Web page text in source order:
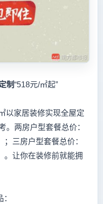
制“518元/㎡起”
以家居装修实现全屋定
。两房户型套餐总价：
三房户型套餐总价：
。让你在装修前就能拥